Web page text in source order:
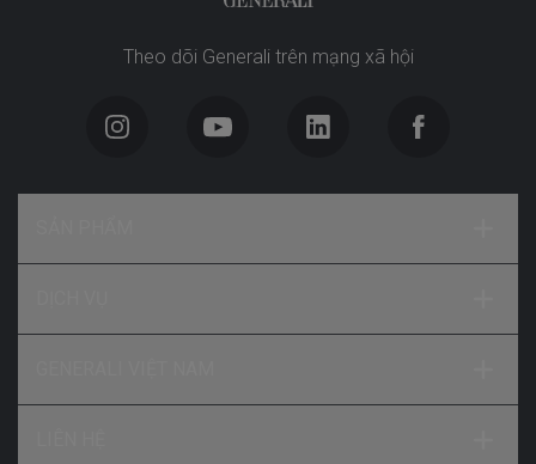
Theo dõi Generali trên mạng xã hội